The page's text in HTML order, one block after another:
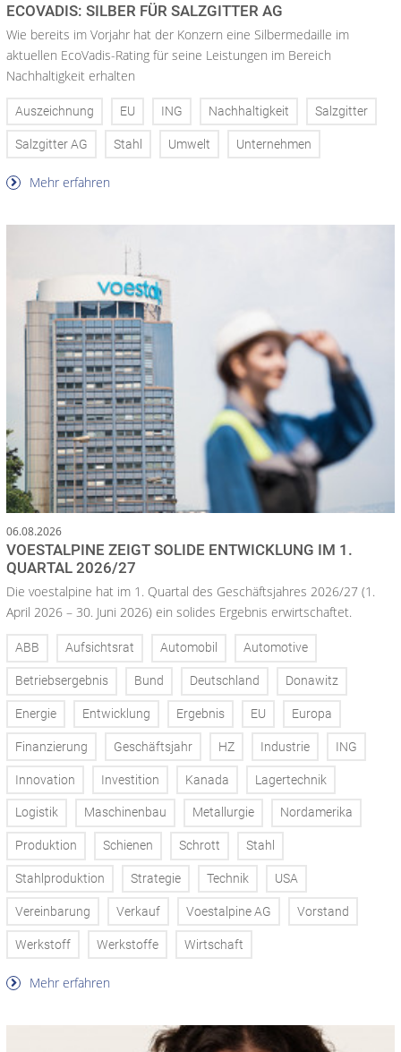
ECOVADIS: SILBER FÜR SALZGITTER AG
Wie bereits im Vorjahr hat der Konzern eine Silbermedaille im
aktuellen EcoVadis-Rating für seine Leistungen im Bereich
Nachhaltigkeit erhalten
Auszeichnung EU ING Nachhaltigkeit Salzgitter
Salzgitter AG Stahl Umwelt Unternehmen
Mehr erfahren
06.08.2026
VOESTALPINE ZEIGT SOLIDE ENTWICKLUNG IM 1.
QUARTAL 2026/27
Die voestalpine hat im 1. Quartal des Geschäftsjahres 2026/27 (1.
April 2026 – 30. Juni 2026) ein solides Ergebnis erwirtschaftet.
ABB Aufsichtsrat Automobil Automotive
Betriebsergebnis Bund Deutschland Donawitz
Energie Entwicklung Ergebnis EU Europa
Finanzierung Geschäftsjahr HZ Industrie ING
Innovation Investition Kanada Lagertechnik
Logistik Maschinenbau Metallurgie Nordamerika
Produktion Schienen Schrott Stahl
Stahlproduktion Strategie Technik USA
Vereinbarung Verkauf Voestalpine AG Vorstand
Werkstoff Werkstoffe Wirtschaft
Mehr erfahren